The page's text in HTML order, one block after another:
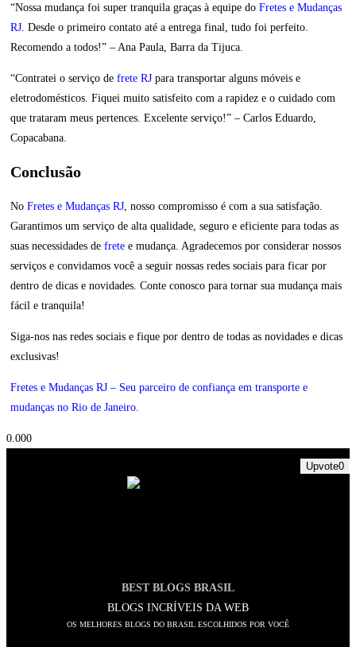
“Nossa mudança foi super tranquila graças à equipe do Fretes e Mudanças
RJ . Desde o primeiro contato até a entrega final, tudo foi perfeito.
Recomendo a todos!” – Ana Paula, Barra da Tijuca.
“Contratei o serviço de frete RJ para transportar alguns móveis e
eletrodomésticos. Fiquei muito satisfeito com a rapidez e o cuidado com
que trataram meus pertences. Excelente serviço!” – Carlos Eduardo,
Copacabana.
Conclusão
No Fretes e Mudanças RJ , nosso compromisso é com a sua satisfação.
Garantimos um serviço de alta qualidade, seguro e eficiente para todas as
suas necessidades de frete e mudança. Agradecemos por considerar nossos
serviços e convidamos você a seguir nossas redes sociais para ficar por
dentro de dicas e novidades. Conte conosco para tornar sua mudança mais
fácil e tranquila!
Siga-nos nas redes sociais e fique por dentro de todas as novidades e dicas
exclusivas!
Fretes e Mudanças RJ – Seu parceiro de confiança em transporte e
mudanças no Rio de Janeiro.
0.000
Upvote0
BEST BLOGS BRASIL
BLOGS INCRÍVEIS DA WEB
OS MELHORES BLOGS DO BRASIL ESCOLHIDOS POR VOCÊ